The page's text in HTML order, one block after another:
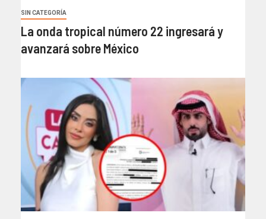
SIN CATEGORÍA
La onda tropical número 22 ingresará y
avanzará sobre México